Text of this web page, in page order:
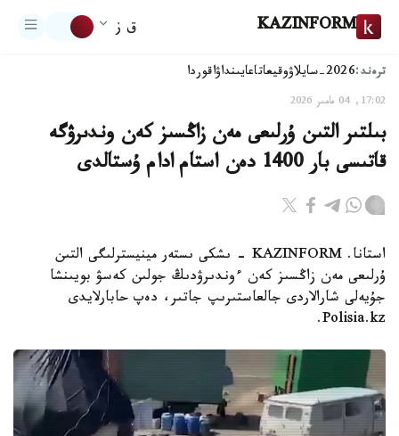
KAZINFORM ق ز
ترەند:2026-سايلاۋ وقيعاتاعايىنداۋاقوردا
17:02, 04 مامىر 2026
بىلتىر التىن ۇرلىعى مەن زاڭسىز كەن وندىرۋگە
قاتىسى بار 1400 دەن استام ادام ۇستالدى
استانا. KAZINFORM - ىشكى ىستەر مينيسترلىگى التىن
ۇرلىعى مەن زاڭسىز كەن ءوندىرۋدىڭ جولىن كەسۋ بويىنشا
جۇيەلى شارالاردى جالعاستىرىپ جاتىر، دەپ حابارلايدى
Polisia.kz.